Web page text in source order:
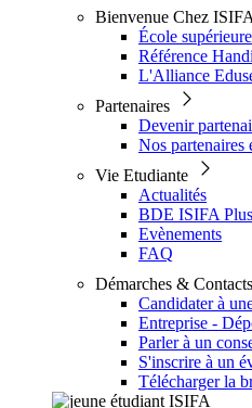
Bienvenue Chez ISIFA
École
Référence
L'Alliance
Partenaires
Devenir
Nos partenaires
Vie Etudiante
Actualités
BDE ISIFA
Evènements
FAQ
Démarches & Contacts
Candidater à
Entreprise -
Parler à un
S'inscrire à un
Télécharger la